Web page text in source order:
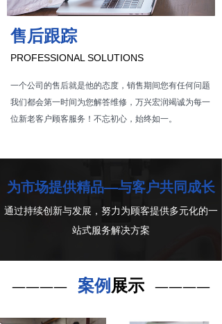
售后跟踪
PROFESSIONAL SOLUTIONS
一个公司的售后就是他的态度，销售期间您有任何问题
我们都会第一时间为您解答维修，万兴宏润竭诚为每一
位新老客户顾客服务！不忘初心，始终如一。
为市场提供精品—与客户共同成长
通过持续创新与发展，努力为顾客提供多元化的一
站式服务解决方案
———— 案例展示 ————